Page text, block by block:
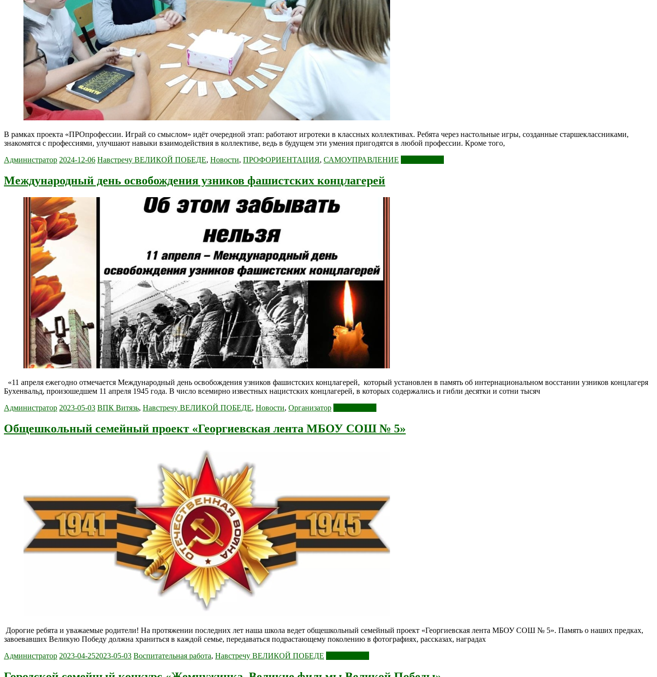
В рамках проекта «ПРОпрофессии. Играй со смыслом» идёт очередной этап: работают игротеки в классных коллективах. Ребята через настольные игры, созданные старшеклассниками,
знакомятся с профессиями, улучшают навыки взаимодействия в коллективе, ведь в будущем эти умения пригодятся в любой профессии. Кроме того,
Администратор 2024-12-06 Навстречу ВЕЛИКОЙ ПОБЕДЕ, Новости, ПРОФОРИЕНТАЦИЯ, САМОУПРАВЛЕНИЕ
Международный день освобождения узников фашистских концлагерей
«11 апреля ежегодно отмечается Международный день освобождения узников фашистских концлагерей, который установлен в память об интернациональном восстании узников концлагеря
Бухенвальд, произошедшем 11 апреля 1945 года. В число всемирно известных нацистских концлагерей, в которых содержались и гибли десятки и сотни тысяч
Администратор 2023-05-03 ВПК Витязь, Навстречу ВЕЛИКОЙ ПОБЕДЕ, Новости, Организатор
Общешкольный семейный проект «Георгиевская лента МБОУ СОШ № 5»
Дорогие ребята и уважаемые родители! На протяжении последних лет наша школа ведет общешкольный семейный проект «Георгиевская лента МБОУ СОШ № 5». Память о наших предках,
завоевавших Великую Победу должна храниться в каждой семье, передаваться подрастающему поколению в фотографиях, рассказах, наградах
Администратор 2023-04-252023-05-03 Воспитательная работа, Навстречу ВЕЛИКОЙ ПОБЕДЕ